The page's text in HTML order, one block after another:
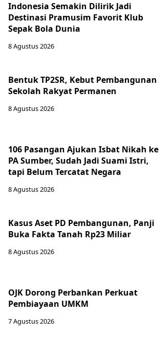
Indonesia Semakin Dilirik Jadi
Destinasi Pramusim Favorit Klub
Sepak Bola Dunia
8 Agustus 2026
Bentuk TP2SR, Kebut Pembangunan
Sekolah Rakyat Permanen
8 Agustus 2026
106 Pasangan Ajukan Isbat Nikah ke
PA Sumber, Sudah Jadi Suami Istri,
tapi Belum Tercatat Negara
8 Agustus 2026
Kasus Aset PD Pembangunan, Panji
Buka Fakta Tanah Rp23 Miliar
8 Agustus 2026
OJK Dorong Perbankan Perkuat
Pembiayaan UMKM
7 Agustus 2026